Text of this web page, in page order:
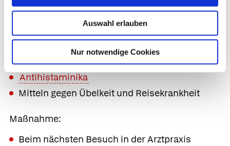
Auswahl erlauben
Nur notwendige Cookies
Medikamenten, z. B.
Beruhigungsmitteln
Schlafmitteln
Starken Schmerzmitteln (Opioiden)
Antihistaminika
Mitteln gegen Übelkeit und Reisekrankheit
Maßnahme:
Beim nächsten Besuch in der Arztpraxis